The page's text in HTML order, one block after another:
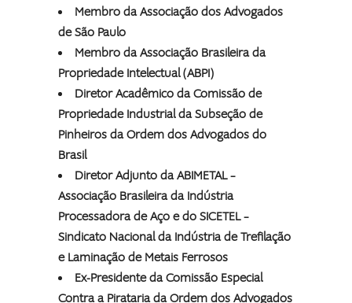
Membro da Associação dos Advogados
de São Paulo
Membro da Associação Brasileira da
Propriedade Intelectual (ABPI)
Diretor Acadêmico da Comissão de
Propriedade Industrial da Subseção de
Pinheiros da Ordem dos Advogados do
Brasil
Diretor Adjunto da ABIMETAL –
Associação Brasileira da Indústria
Processadora de Aço e do SICETEL –
Sindicato Nacional da Indústria de Trefilação
e Laminação de Metais Ferrosos
Ex-Presidente da Comissão Especial
Contra a Pirataria da Ordem dos Advogados